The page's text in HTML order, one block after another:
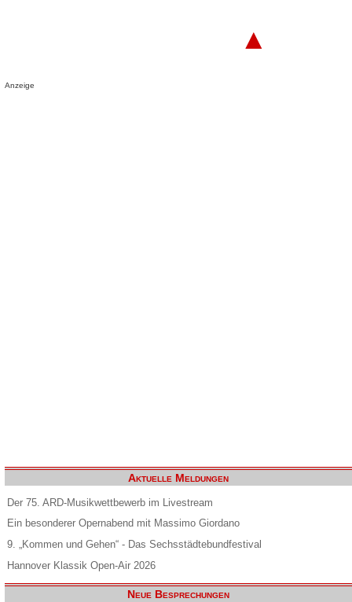
▲
Anzeige
Aktuelle Meldungen
Der 75. ARD-Musikwettbewerb im Livestream
Ein besonderer Opernabend mit Massimo Giordano
9. „Kommen und Gehen“ - Das Sechsstädtebundfestival
Hannover Klassik Open-Air 2026
Neue Besprechungen